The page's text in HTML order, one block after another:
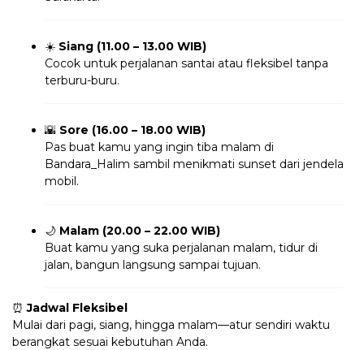
☀️ Siang (11.00 – 13.00 WIB)
Cocok untuk perjalanan santai atau fleksibel tanpa
terburu-buru.
🌇 Sore (16.00 – 18.00 WIB)
Pas buat kamu yang ingin tiba malam di
Bandara_Halim sambil menikmati sunset dari jendela
mobil.
🌙 Malam (20.00 – 22.00 WIB)
Buat kamu yang suka perjalanan malam, tidur di
jalan, bangun langsung sampai tujuan.
⏰Jadwal Fleksibel
Mulai dari pagi, siang, hingga malam—atur sendiri waktu
berangkat sesuai kebutuhan Anda.